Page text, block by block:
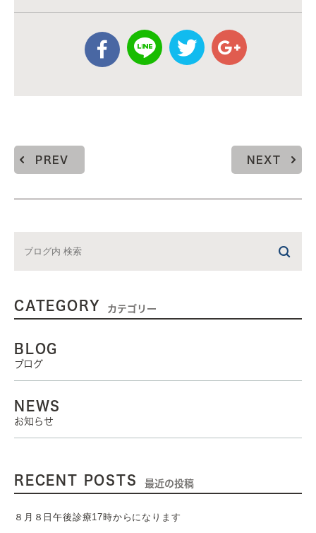
PREV NEXT
CATEGORY カテゴリー
BLOG
ブログ
NEWS
お知らせ
RECENT POSTS 最近の投稿
８月８日午後診療17時からになります